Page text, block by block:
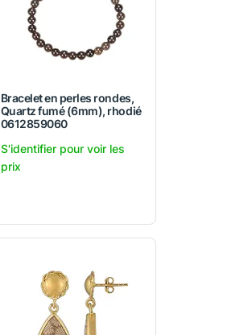
Bracelet en perles rondes,
Quartz fumé (6mm), rhodié
0612859060
S'identifier pour voir les
prix